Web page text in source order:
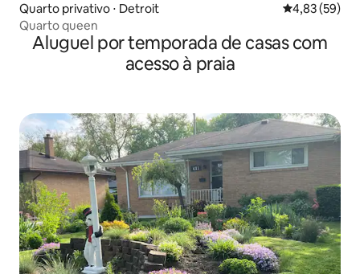
Quarto privativo ⋅ Detroit 4,83 de uma
4,83 (59)
Quarto queen
Aluguel por temporada de casas com
acesso à praia